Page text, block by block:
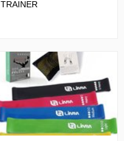
TRAINER